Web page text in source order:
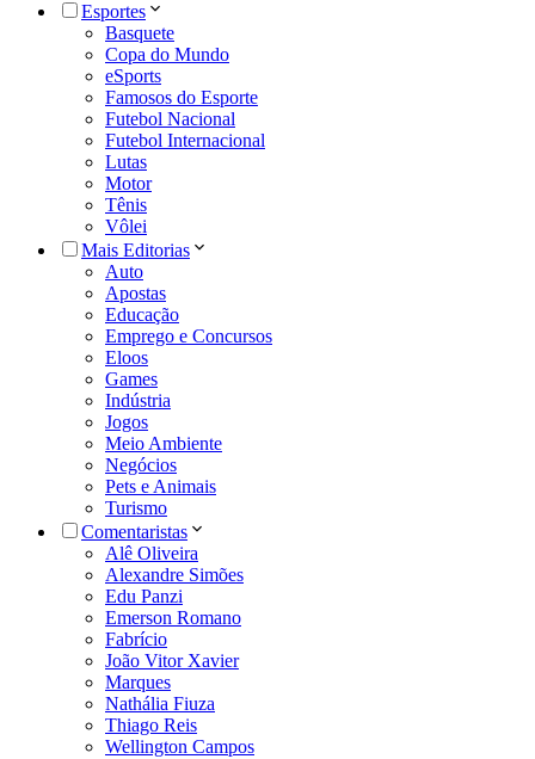
Esportes
Basquete
Copa do Mundo
eSports
Famosos do Esporte
Futebol Nacional
Futebol Internacional
Lutas
Motor
Tênis
Vôlei
Mais Editorias
Auto
Apostas
Educação
Emprego e Concursos
Eloos
Games
Indústria
Jogos
Meio Ambiente
Negócios
Pets e Animais
Turismo
Comentaristas
Alê Oliveira
Alexandre Simões
Edu Panzi
Emerson Romano
Fabrício
João Vitor Xavier
Marques
Nathália Fiuza
Thiago Reis
Wellington Campos